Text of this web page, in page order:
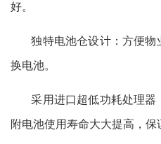
好。
独特电池仓设计：方便物
换电池。
采用进口超低功耗处理器
附电池使用寿命大大提高，保